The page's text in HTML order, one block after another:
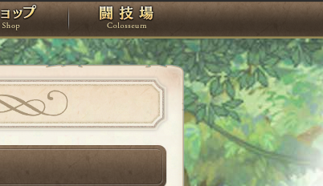
ショップ 闘技場